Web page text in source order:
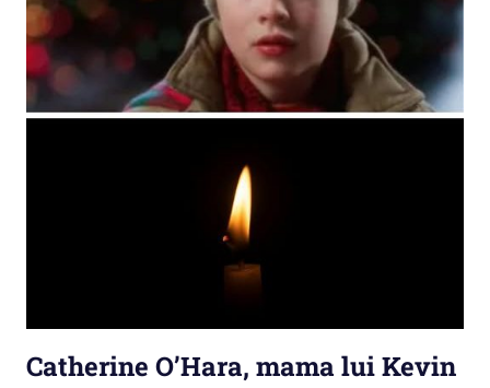
Catherine O’Hara, mama lui Kevin